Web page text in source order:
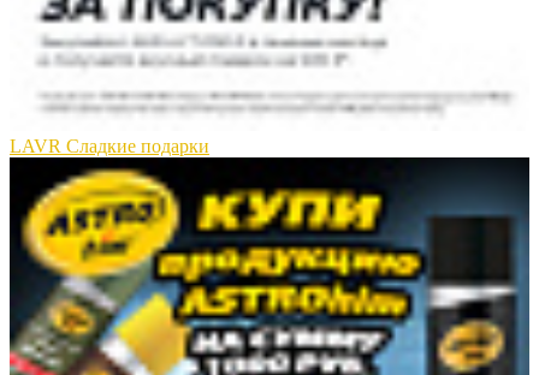
LAVR Сладкие подарки